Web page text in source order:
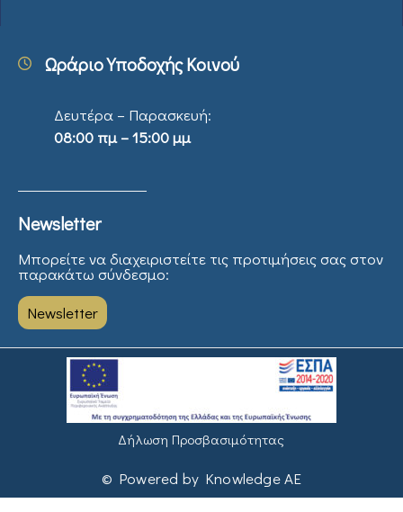
Ωράριο Υποδοχής Κοινού
Δευτέρα – Παρασκευή:
08:00 πμ – 15:00 μμ
Newsletter
Μπορείτε να διαχειριστείτε τις προτιμήσεις σας στον
παρακάτω σύνδεσμο:
Newsletter
Δήλωση Προσβασιμότητας
© Powered by Knowledge AE